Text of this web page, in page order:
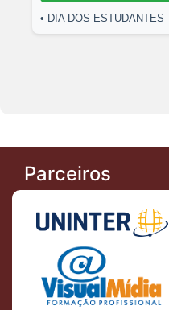
• DIA DOS ESTUDANTES
Parceiros